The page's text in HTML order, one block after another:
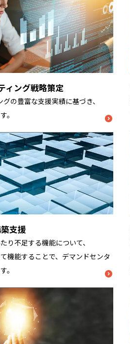
ィング戦略策定
の豊富な支援実績に基づき、
。
支援
り不足する機能について、
機能することで、デマンドセンタ
。